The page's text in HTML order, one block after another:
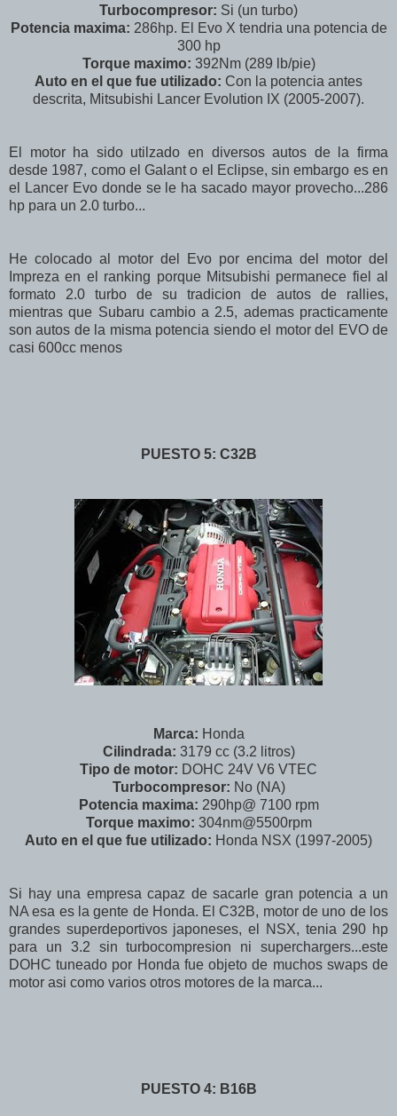
Turbocompresor: Si (un turbo)
Potencia maxima: 286hp. El Evo X tendria una potencia de
300 hp
Torque maximo: 392Nm (289 lb/pie)
Auto en el que fue utilizado: Con la potencia antes
descrita, Mitsubishi Lancer Evolution IX (2005-2007).
El motor ha sido utilzado en diversos autos de la firma
desde 1987, como el Galant o el Eclipse, sin embargo es en
el Lancer Evo donde se le ha sacado mayor provecho...286
hp para un 2.0 turbo...
He colocado al motor del Evo por encima del motor del
Impreza en el ranking porque Mitsubishi permanece fiel al
formato 2.0 turbo de su tradicion de autos de rallies,
mientras que Subaru cambio a 2.5, ademas practicamente
son autos de la misma potencia siendo el motor del EVO de
casi 600cc menos
PUESTO 5: C32B
Marca: Honda
Cilindrada: 3179 cc (3.2 litros)
Tipo de motor: DOHC 24V V6 VTEC
Turbocompresor: No (NA)
Potencia maxima: 290hp@ 7100 rpm
Torque maximo: 304nm@5500rpm
Auto en el que fue utilizado: Honda NSX (1997-2005)
Si hay una empresa capaz de sacarle gran potencia a un
NA esa es la gente de Honda. El C32B, motor de uno de los
grandes superdeportivos japoneses, el NSX, tenia 290 hp
para un 3.2 sin turbocompresion ni superchargers...este
DOHC tuneado por Honda fue objeto de muchos swaps de
motor asi como varios otros motores de la marca...
PUESTO 4: B16B